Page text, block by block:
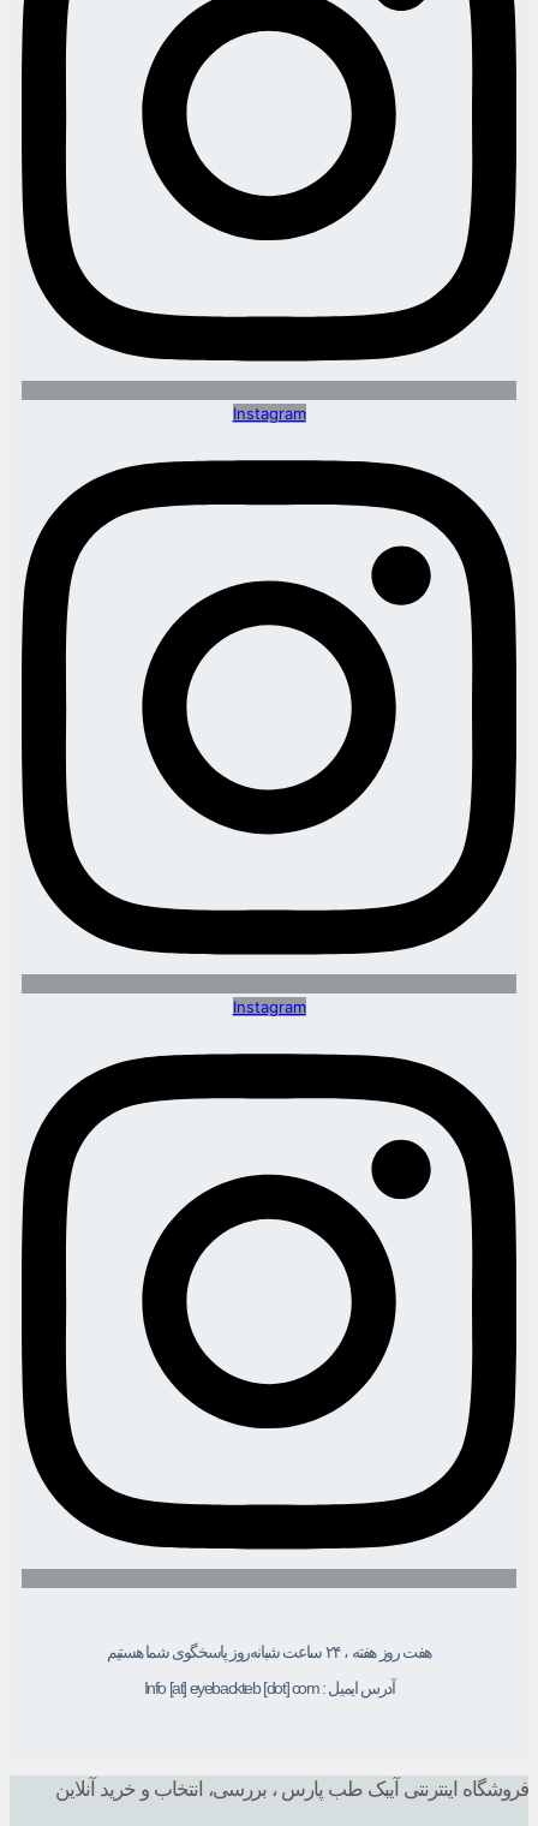
Instagram
Instagram
هفت روز هفته ، ۲۴ ساعت شبانه‌روز پاسخگوی شما هستیم
آدرس ایمیل : Info [at] eyebackteb [dot] com
فروشگاه اینترنتی آیبک طب پارس ، بررسی، انتخاب و خرید آنلاین